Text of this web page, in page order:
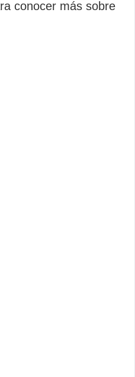
conocer más sobre